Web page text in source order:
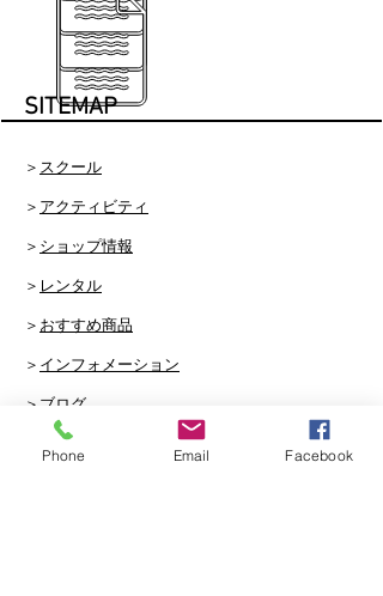
​SITEMAP
＞ スクール
＞ アクティビティ
＞ ショップ情報
＞ レンタル
＞ おすすめ商品
＞ インフォメーション
＞ ブログ
波情報
Phone Email Facebook